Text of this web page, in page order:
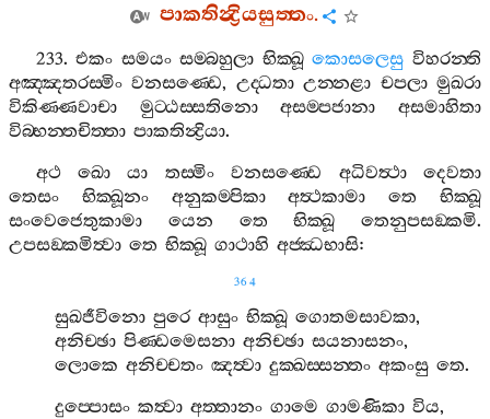
පාකතින්‍ද්‍රියසුත‍්තං.
233.එකං සමයං සම‍්බහුලා භික‍්ඛූ කොසලෙසු විහරන‍්ති
අඤ‍්ඤතරස‍්මිං වනසණ‍්ඩෙ, උද‍්ධතා උන‍්නළා චපලා මුඛරා
විකිණ‍්ණවාචා
මුට‍්ඨස‍්සතිනො අසම‍්පජානා
අසමාහිතා
විබ‍්භන‍්තචිත‍්තා පාකතින්‍ද්‍රියා.
අථ
ඛො යා තස‍්මිං වනසණ‍්ඩෙ අධිවත්‍ථා
දෙවතා
තෙසං
භික‍්ඛූනං අනුකම‍්පිකා අත්‍ථකාමා තෙ
භික‍්ඛූ
සංවෙජෙතුකාමා
යෙන තෙ භික‍්ඛූ තෙනුපසඞ‍්කමි.
උපසඞ‍්කමිත්‍වා තෙ භික‍්ඛූ ගාථාහි අජ‍්ඣභාසි:
364
සුඛජීවිනො පුරෙ ආසුං භික‍්ඛූ ගොතමසාවකා,
අනිච‍්ඡා පිණ‍්ඩමෙසනා අනිච‍්ඡා සයනාසනං,
ලොකෙ අනිච‍්චතං ඤත්‍වා දුක‍්ඛස‍්සන‍්තං අකංසු තෙ.
දුප‍්පොසං කත්‍වා අත‍්තානං ගාමෙ ගාමණිකා විය,